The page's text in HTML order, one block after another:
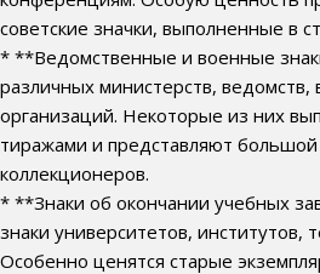
советские значки, выполненные в
* **Ведомственные и военные
различных министерств, ведомств,
организаций. Некоторые из них
тиражами и представляют
коллекционеров.
* **Знаки об окончании учебных
знаки университетов, институтов,
Особенно ценятся старые